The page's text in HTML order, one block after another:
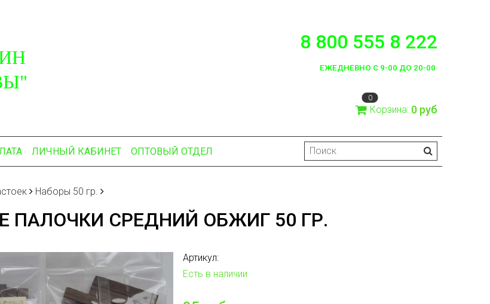
8 800 555 8 222
ЕЖЕДНЕВНО С 9-00 ДО 20-00
0
Корзина: 0 руб
ЛИЧНЫЙ КАБИНЕТ ОПТОВЫЙ ОТДЕЛ
Наборы 50 гр.
ПАЛОЧКИ СРЕДНИЙ ОБЖИГ 50 ГР.
Артикул:
Есть в наличии